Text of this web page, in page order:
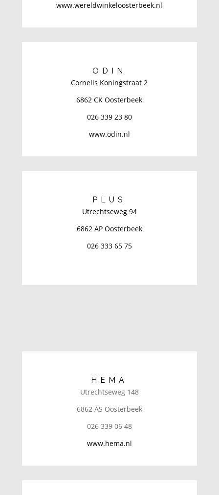
www.wereldwinkeloosterbeek.nl
ODIN
Cornelis Koningstraat 2
6862 CK Oosterbeek
026 339 23 80
www.odin.nl
PLUS
Utrechtseweg 94
6862 AP Oosterbeek
026 333 65 75
HEMA
Utrechtseweg 148
6862 AS Oosterbeek
026 339 06 48
www.hema.nl